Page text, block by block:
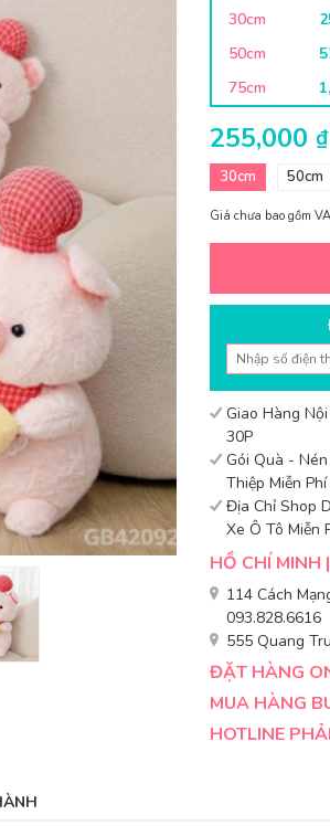
30cm
50cm
75cm
255,000 ₫
30cm 50cm
Giá chưa bao gồm
Giao Hàng
30P
Gói Quà -
Thiệp Miễn Phí
Địa Chỉ Shop
Xe Ô Tô Miễn
HỒ CHÍ
114 Cách
093.828.6616
555 Quang
ĐẶT HÀNG
MUA HÀNG
HOTLINE